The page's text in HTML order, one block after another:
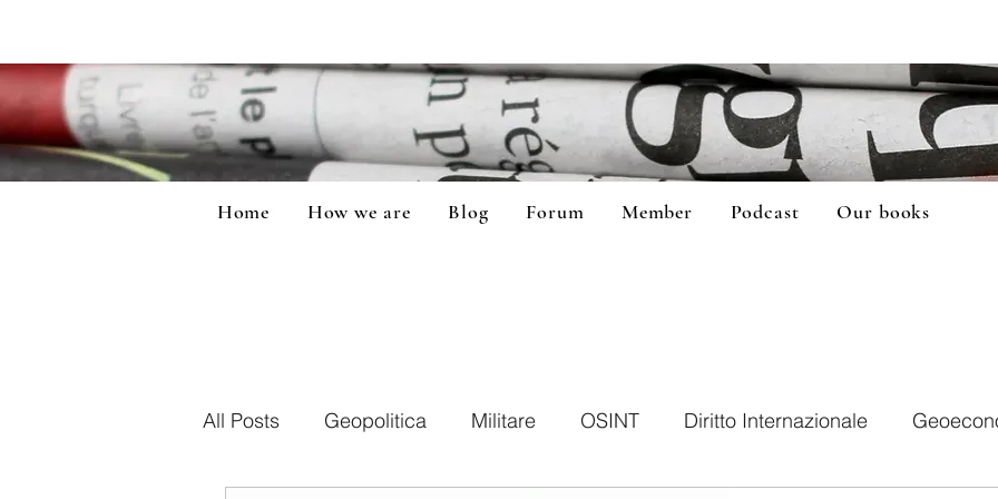
Home How we are Blog Forum Member Podcast Our books
All Posts Geopolitica Militare OSINT Diritto Internazionale